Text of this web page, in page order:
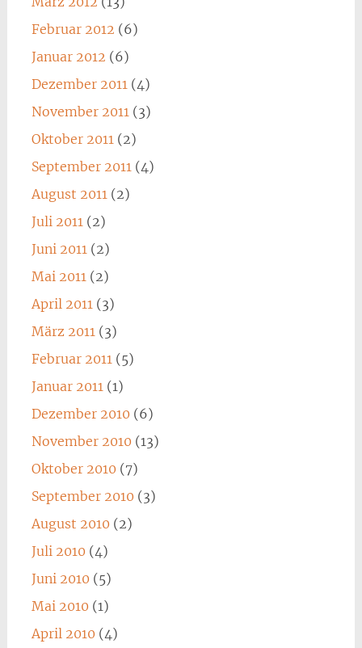
Februar 2012 (6)
Januar 2012 (6)
Dezember 2011 (4)
November 2011 (3)
Oktober 2011 (2)
September 2011 (4)
August 2011 (2)
Juli 2011 (2)
Juni 2011 (2)
Mai 2011 (2)
April 2011 (3)
März 2011 (3)
Februar 2011 (5)
Januar 2011 (1)
Dezember 2010 (6)
November 2010 (13)
Oktober 2010 (7)
September 2010 (3)
August 2010 (2)
Juli 2010 (4)
Juni 2010 (5)
Mai 2010 (1)
April 2010 (4)